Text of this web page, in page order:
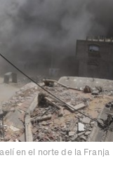
en el norte de la Franja